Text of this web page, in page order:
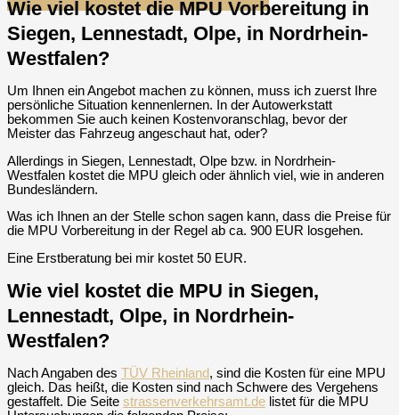
Wie viel kostet die MPU Vorbereitung in
Siegen, Lennestadt, Olpe, in Nordrhein-
Westfalen?
Um Ihnen ein Angebot machen zu können, muss ich zuerst Ihre
persönliche Situation kennenlernen. In der Autowerkstatt
bekommen Sie auch keinen Kostenvoranschlag, bevor der
Meister das Fahrzeug angeschaut hat, oder?
Allerdings in Siegen, Lennestadt, Olpe bzw. in Nordrhein-
Westfalen kostet die MPU gleich oder ähnlich viel, wie in anderen
Bundesländern.
Was ich Ihnen an der Stelle schon sagen kann, dass die Preise für
die MPU Vorbereitung in der Regel ab ca. 900 EUR losgehen.
Eine Erstberatung bei mir kostet 50 EUR.
Wie viel kostet die MPU in Siegen,
Lennestadt, Olpe, in Nordrhein-
Westfalen?
Nach Angaben des TÜV Rheinland, sind die Kosten für eine MPU
gleich. Das heißt, die Kosten sind nach Schwere des Vergehens
gestaffelt. Die Seite strassenverkehrsamt.de listet für die MPU